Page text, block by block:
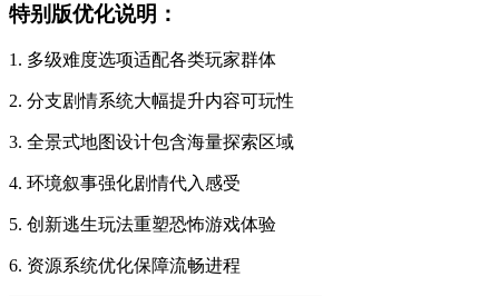
特别版优化说明：
1. 多级难度选项适配各类玩家群体
2. 分支剧情系统大幅提升内容可玩性
3. 全景式地图设计包含海量探索区域
4. 环境叙事强化剧情代入感受
5. 创新逃生玩法重塑恐怖游戏体验
6. 资源系统优化保障流畅进程